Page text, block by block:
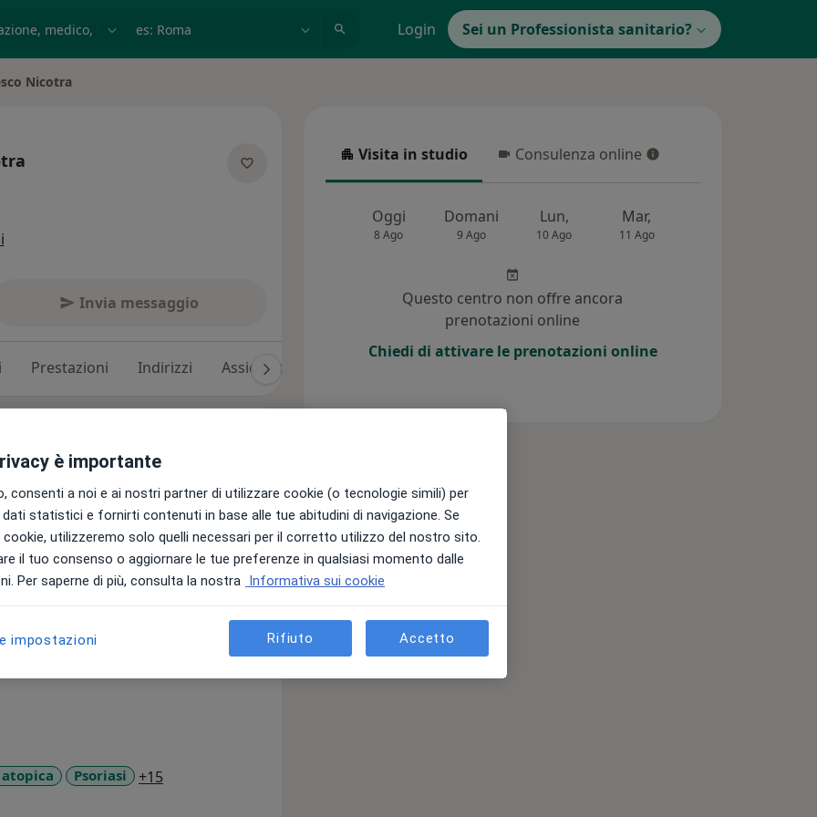
Login Sei un Professionista sanitario?
Nicotra
Invia messaggio
Prestazioni Indirizzi Assicurazioni
dove ho conseguito la laurea
la specializzazione
Co-autore di articoli scientifici
sub-investigator in diversi studi
di Dermatologia e Malattie
di cura e prevenzione delle
e capelli) e delle malattie
verso la prevenzione dei
direttamente dal sito o
Psoriasi +15
Visita in studio
Visita in studio Consulenza online
Consulenza online
Oggi
8 Ago
Domani
9 Ago
Lun,
10 Ago
Mar,
11 Ago
Questo centro non offre ancora
prenotazioni online
Chiedi di attivare le prenotazioni online
è importante
consenti a noi e ai nostri partner di utilizzare cookie (o tecnologie simili) per
statistici e fornirti contenuti in base alle tue abitudini di navigazione. Se
utilizzeremo solo quelli necessari per il corretto utilizzo del nostro sito.
il tuo consenso o aggiornare le tue preferenze in qualsiasi momento dalle
Per saperne di più, consulta la nostra Informativa sui cookie
impostazioni Rifiuto Accetto